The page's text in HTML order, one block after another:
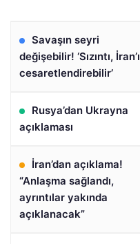
Savaşın seyri
değişebilir! ‘Sızıntı, İran’ı
cesaretlendirebilir’
Rusya’dan Ukrayna
açıklaması
İran’dan açıklama!
“Anlaşma sağlandı,
ayrıntılar yakında
açıklanacak”